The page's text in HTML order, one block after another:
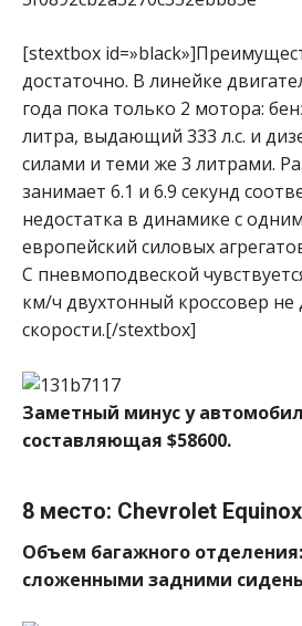
[stextbox
достаточно. В линейке
года пока только 2 мотора:
литра, выдающий 333 л.с. и
силами и теми же 3 литрами.
занимает 6.1 и 6.9 секунд
недостатка в динамике с
европейский силовых
С пневмоподвеской
км/ч двухтонный кроссовер не
скорости.[/stextbox]
Заметный минус у
составляющая $58600.
8 место: Chevrolet Equinox
Объем багажного отделения:
сложенными задними